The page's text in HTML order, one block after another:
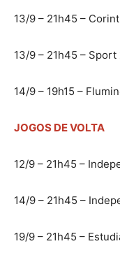
13/9 – 21h45 –
13/9 – 21h45 –
14/9 – 19h15 –
JOGOS DE VOLTA
12/9 – 21h45 –
14/9 – 21h45 –
19/9 – 21h45 –